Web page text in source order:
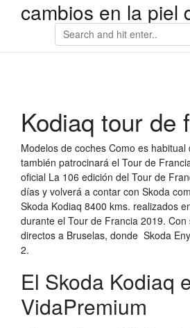
cambios en la piel
Kodiaq tour de
Modelos de coches Como es
también patrocinará el Tour de
oficial La 106 edición del Tour de
días y volverá a contar con Skoda
Skoda Kodiaq 8400 kms. realizados
durante el Tour de Francia 2019.
directos a Bruselas, donde Skoda
2.
El Skoda Kodiaq
VidaPremium